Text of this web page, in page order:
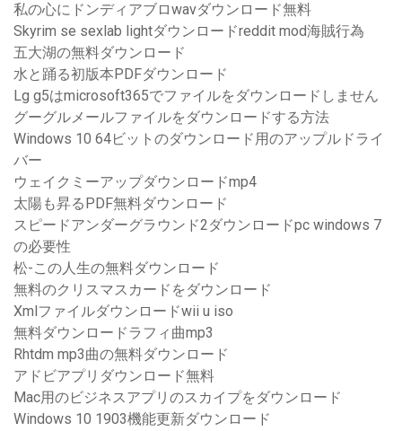
私の心にドンディアブロwavダウンロード無料
Skyrim se sexlab lightダウンロードreddit mod海賊行為
五大湖の無料ダウンロード
水と踊る初版本PDFダウンロード
Lg g5はmicrosoft365でファイルをダウンロードしません
グーグルメールファイルをダウンロードする方法
Windows 10 64ビットのダウンロード用のアップルドライ
バー
ウェイクミーアップダウンロードmp4
太陽も昇るPDF無料ダウンロード
スピードアンダーグラウンド2ダウンロードpc windows 7
の必要性
松-この人生の無料ダウンロード
無料のクリスマスカードをダウンロード
Xmlファイルダウンロードwii u iso
無料ダウンロードラフィ曲mp3
Rhtdm mp3曲の無料ダウンロード
アドビアプリダウンロード無料
Mac用のビジネスアプリのスカイプをダウンロード
Windows 10 1903機能更新ダウンロード